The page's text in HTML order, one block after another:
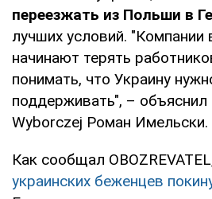
переезжать из Польши в
лучших условий. "Компании
начинают терять
понимать, что Украину
поддерживать", –
Wyborczej Роман Имельски.
Как сообщал
украинских беженцев